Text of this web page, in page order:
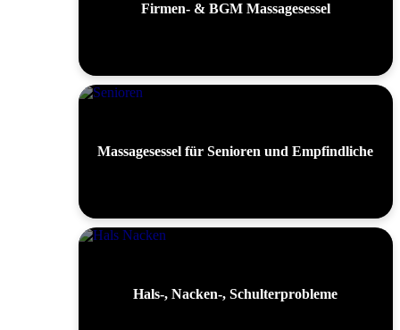
Firmen- & BGM Massagesessel
Massagesessel für Senioren und Empfindliche
Hals-, Nacken-, Schulterprobleme